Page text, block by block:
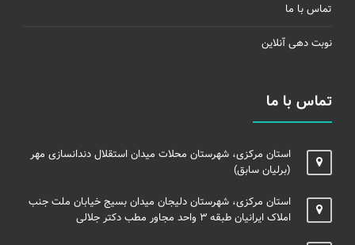
تماس با ما
نوبت دهی آنلاین
تماس با ما
استان مرکزی، شهرستان محلات میدان استقلال دندانسازی مهر
(برلیان سابق)
استان مرکزی، شهرستان دلیجان میدان بسیج خیابان ملت جنب
املاک ایرانیان طبقه ۳ واحد مجاور مطب دکتر جلالی